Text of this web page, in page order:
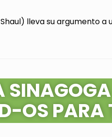
lleva su argumento
SINAGOGA
OS PARA